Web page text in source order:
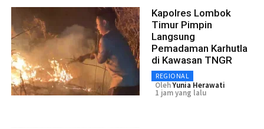
Kapolres Lombok
Timur Pimpin
Langsung
Pemadaman Karhutla
di Kawasan TNGR
REGIONAL
OlehYunia Herawati
1 jam yang lalu